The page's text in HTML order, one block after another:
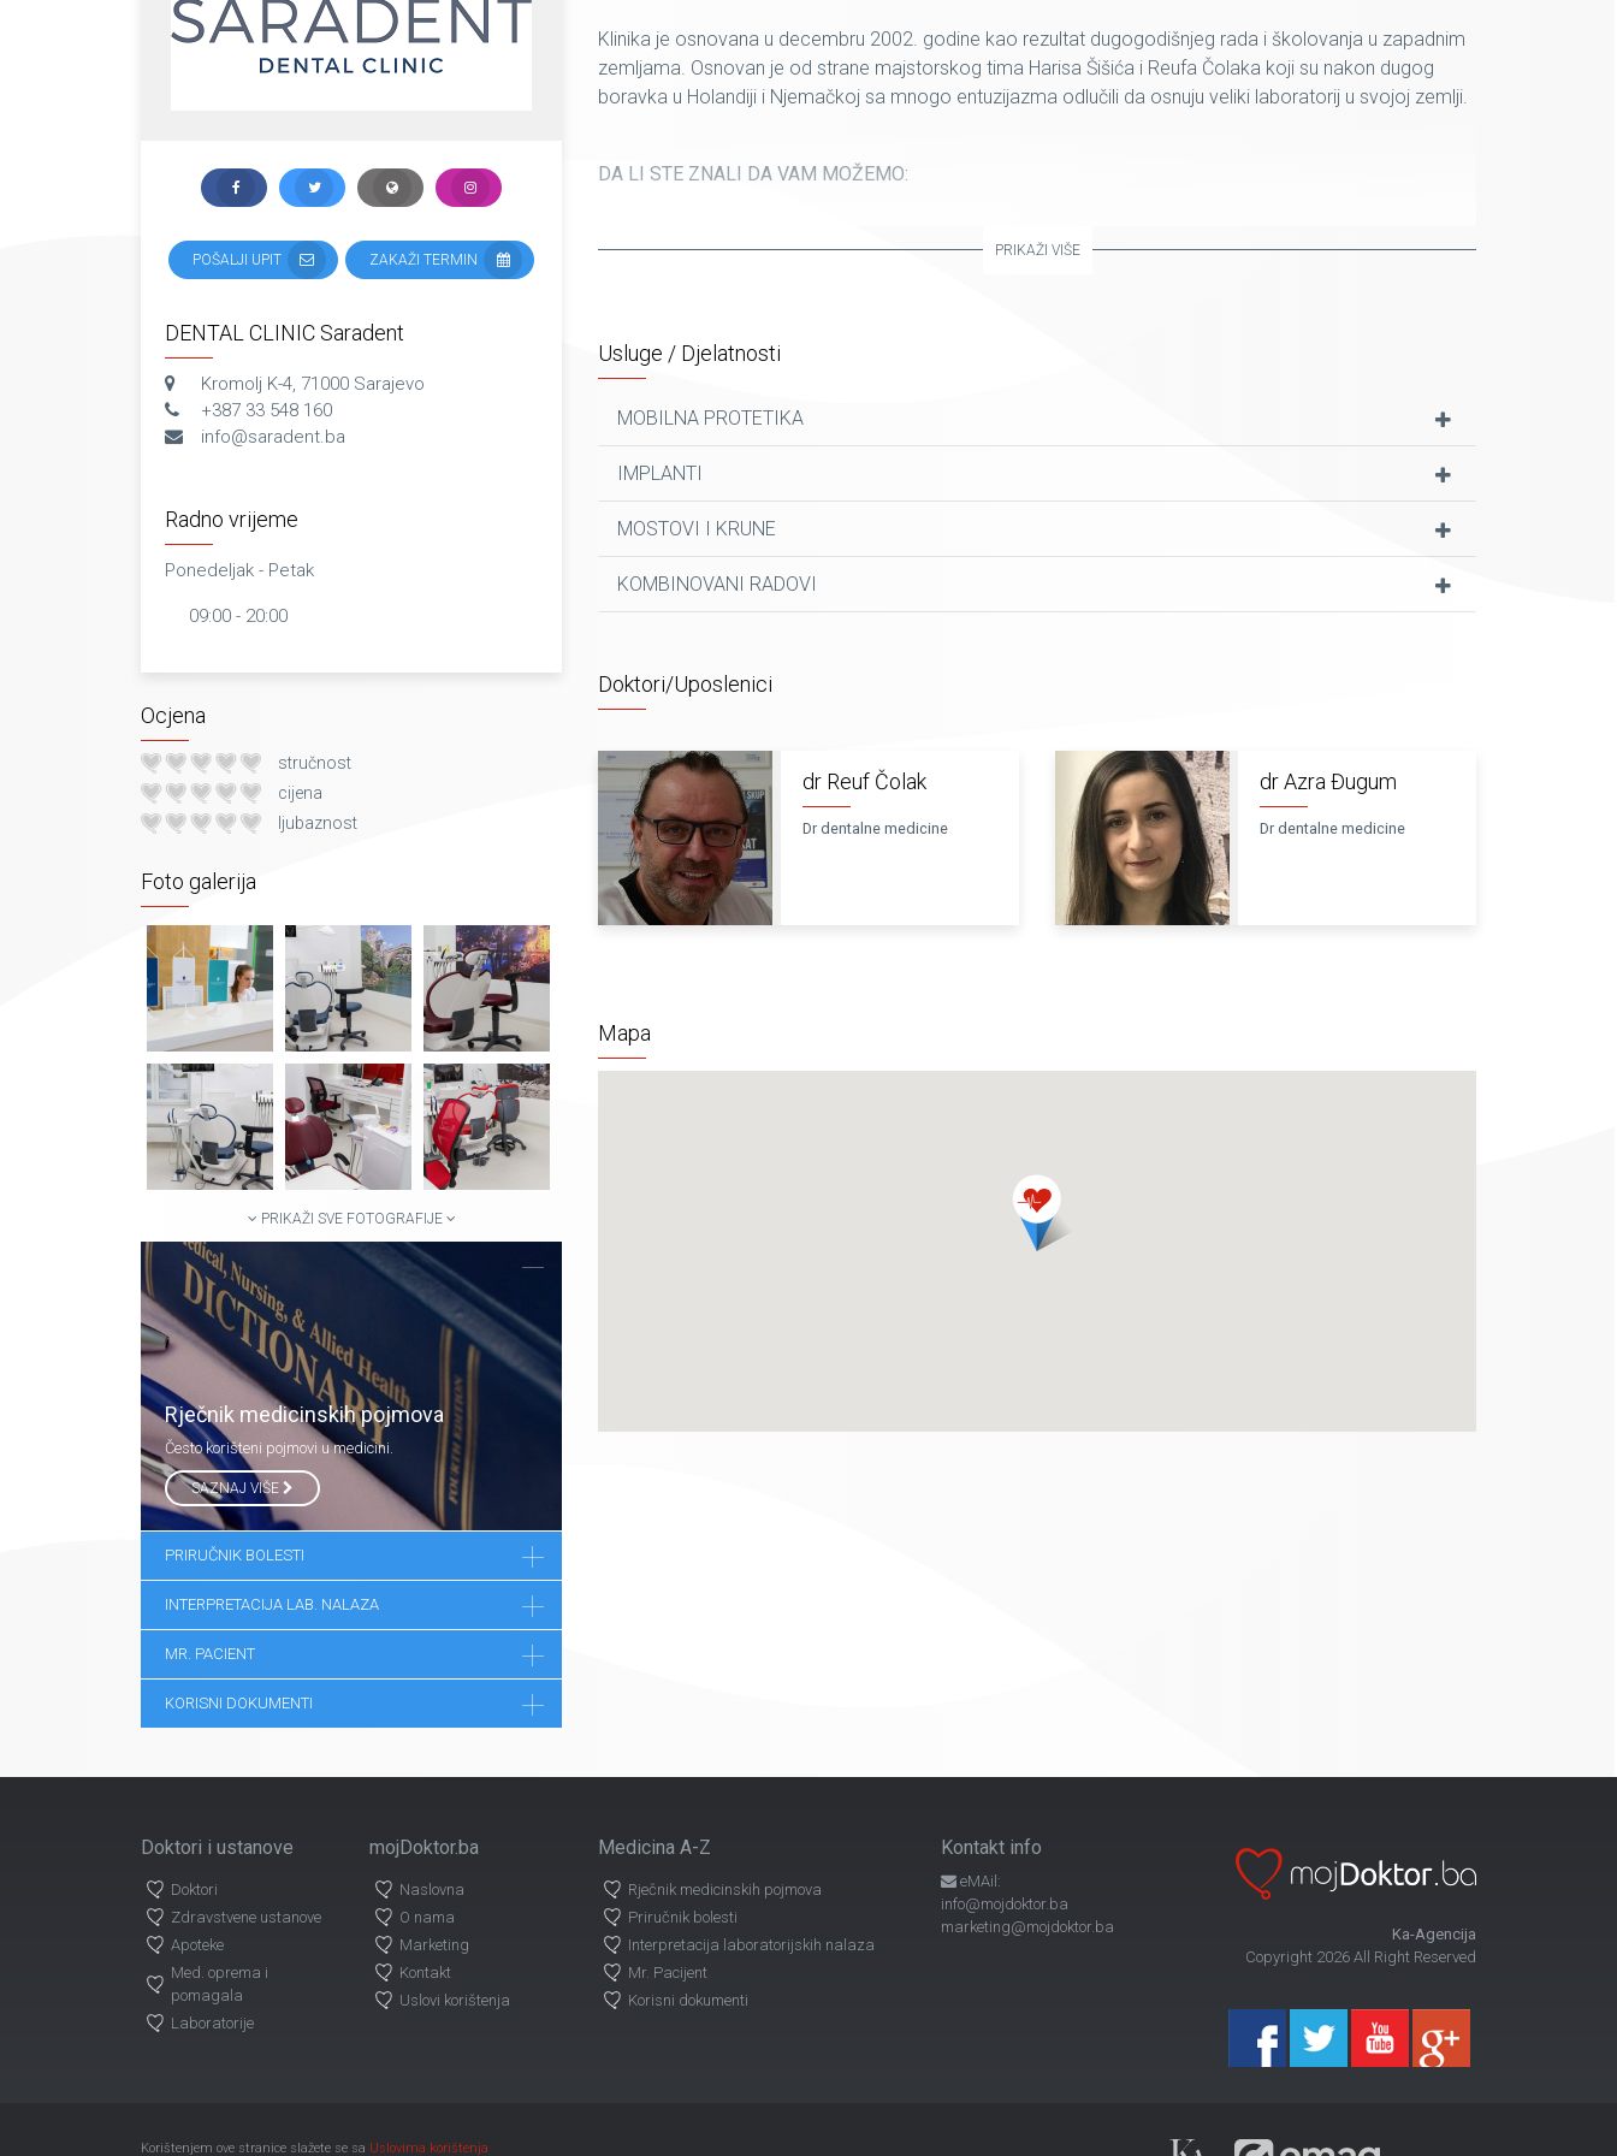
ZAKAŽI TERMIN
POŠALJI UPIT
DENTAL CLINIC Saradent
Kromolj K-4, 71000 Sarajevo
+387 33 548 160
info@saradent.ba
Radno vrijeme
Ponedeljak - Petak
09:00 - 20:00
Ocjena
stručnost
cijena
ljubaznost
Foto galerija
PRIKAŽI SVE FOTOGRAFIJE
Rječnik medicinskih pojmova
Često korišteni pojmovi u medicini.
SAZNAJ VIŠE
PRIRUČNIK BOLESTI
INTERPRETACIJA LAB. NALAZA
MR. PACIENT
KORISNI DOKUMENTI
Klinika je osnovana u decembru 2002. godine kao rezultat dugogodišnjeg rada i školovanja u zapadnim
zemljama. Osnovan je od strane majstorskog tima Harisa Šišića i Reufa Čolaka koji su nakon dugog
boravka u Holandiji i Njemačkoj sa mnogo entuzijazma odlučili da osnuju veliki laboratorij u svojoj zemlji.
DA LI STE ZNALI DA VAM MOŽEMO:
• U svega tri dana izraditi estetski savršen most i to u cirkon-keramici
PRIKAŽI VIŠE
Usluge / Djelatnosti
MOBILNA PROTETIKA
IMPLANTI
MOSTOVI I KRUNE
KOMBINOVANI RADOVI
Doktori/Uposlenici
dr Reuf Čolak
Dr dentalne medicine
dr Azra Đugum
Dr dentalne medicine
Mapa
Doktori i ustanove
Doktori
Zdravstvene ustanove
Apoteke
Med. oprema i
pomagala
Laboratorije
mojDoktor.ba
Naslovna
O nama
Marketing
Kontakt
Uslovi korištenja
Medicina A-Z
Rječnik medicinskih pojmova
Priručnik bolesti
Interpretacija laboratorijskih nalaza
Mr. Pacijent
Korisni dokumenti
Kontakt info
eMAil:
info@mojdoktor.ba
marketing@mojdoktor.ba
Ka-Agencija
Copyright 2026 All Right Reserved
Korištenjem ove stranice slažete se sa Uslovima korištenja